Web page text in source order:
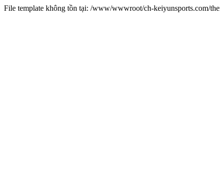
File template không tồn tại: /www/wwwroot/ch-keiyunsports.com/